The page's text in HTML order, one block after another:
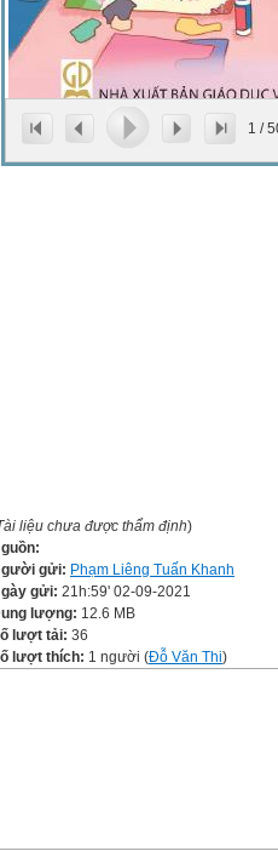
1 /
liệu chưa được thẩm định)
gửi: Phạm Liêng Tuấn Khanh
gửi: 21h:59' 02-09-2021
lượng: 12.6 MB
lượt tải: 36
lượt thích: 1 người (Đỗ Văn Thi)